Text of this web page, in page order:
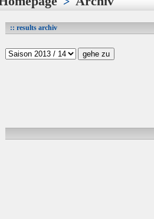
:: results archiv